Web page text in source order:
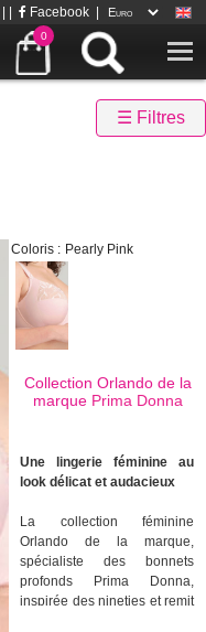
0
Facebook
☰ Filtres
Coloris : Pearly Pink
Collection Orlando de la
marque Prima Donna
Une lingerie féminine au
look délicat et audacieux
La collection féminine
Orlando de la marque,
spécialiste des bonnets
profonds Prima Donna,
inspirée des nineties et remit